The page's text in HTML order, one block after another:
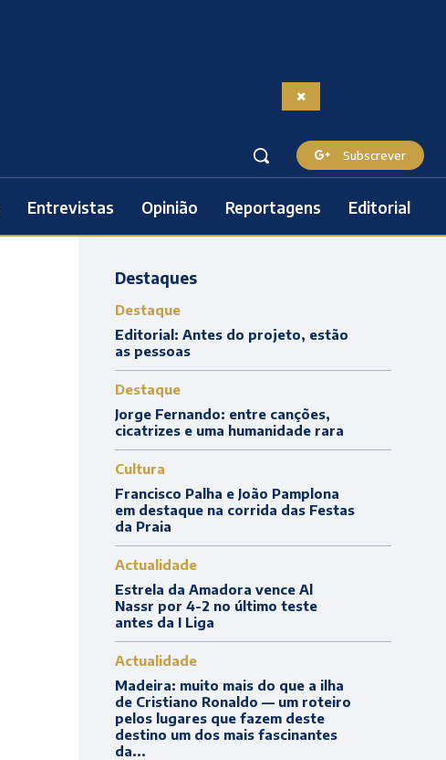
Subscrever
Entrevistas Opinião Reportagens Editorial
Destaques
Destaque
Editorial: Antes do projeto, estão
as pessoas
Destaque
Jorge Fernando: entre canções,
cicatrizes e uma humanidade rara
Cultura
Francisco Palha e João Pamplona
em destaque na corrida das Festas
da Praia
Actualidade
Estrela da Amadora vence Al
Nassr por 4-2 no último teste
antes da I Liga
Actualidade
Madeira: muito mais do que a ilha
de Cristiano Ronaldo — um roteiro
pelos lugares que fazem deste
destino um dos mais fascinantes
da...